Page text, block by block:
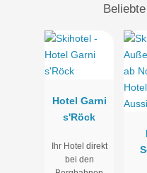
Hotel Garni
s'Röck
Ihr Hotel direkt
bei den